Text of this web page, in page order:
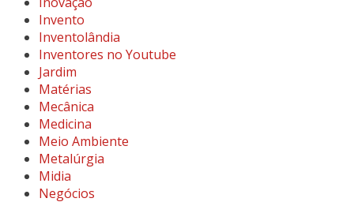
Invento
Inventolândia
Inventores no Youtube
Jardim
Matérias
Mecânica
Medicina
Meio Ambiente
Metalúrgia
Midia
Negócios